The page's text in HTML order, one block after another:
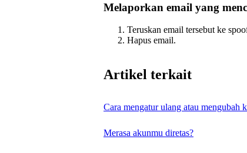
Melaporkan email yang
Teruskan email tersebut ke
Hapus email.
Artikel terkait
Cara mengatur ulang atau mengubah
Merasa akunmu diretas?